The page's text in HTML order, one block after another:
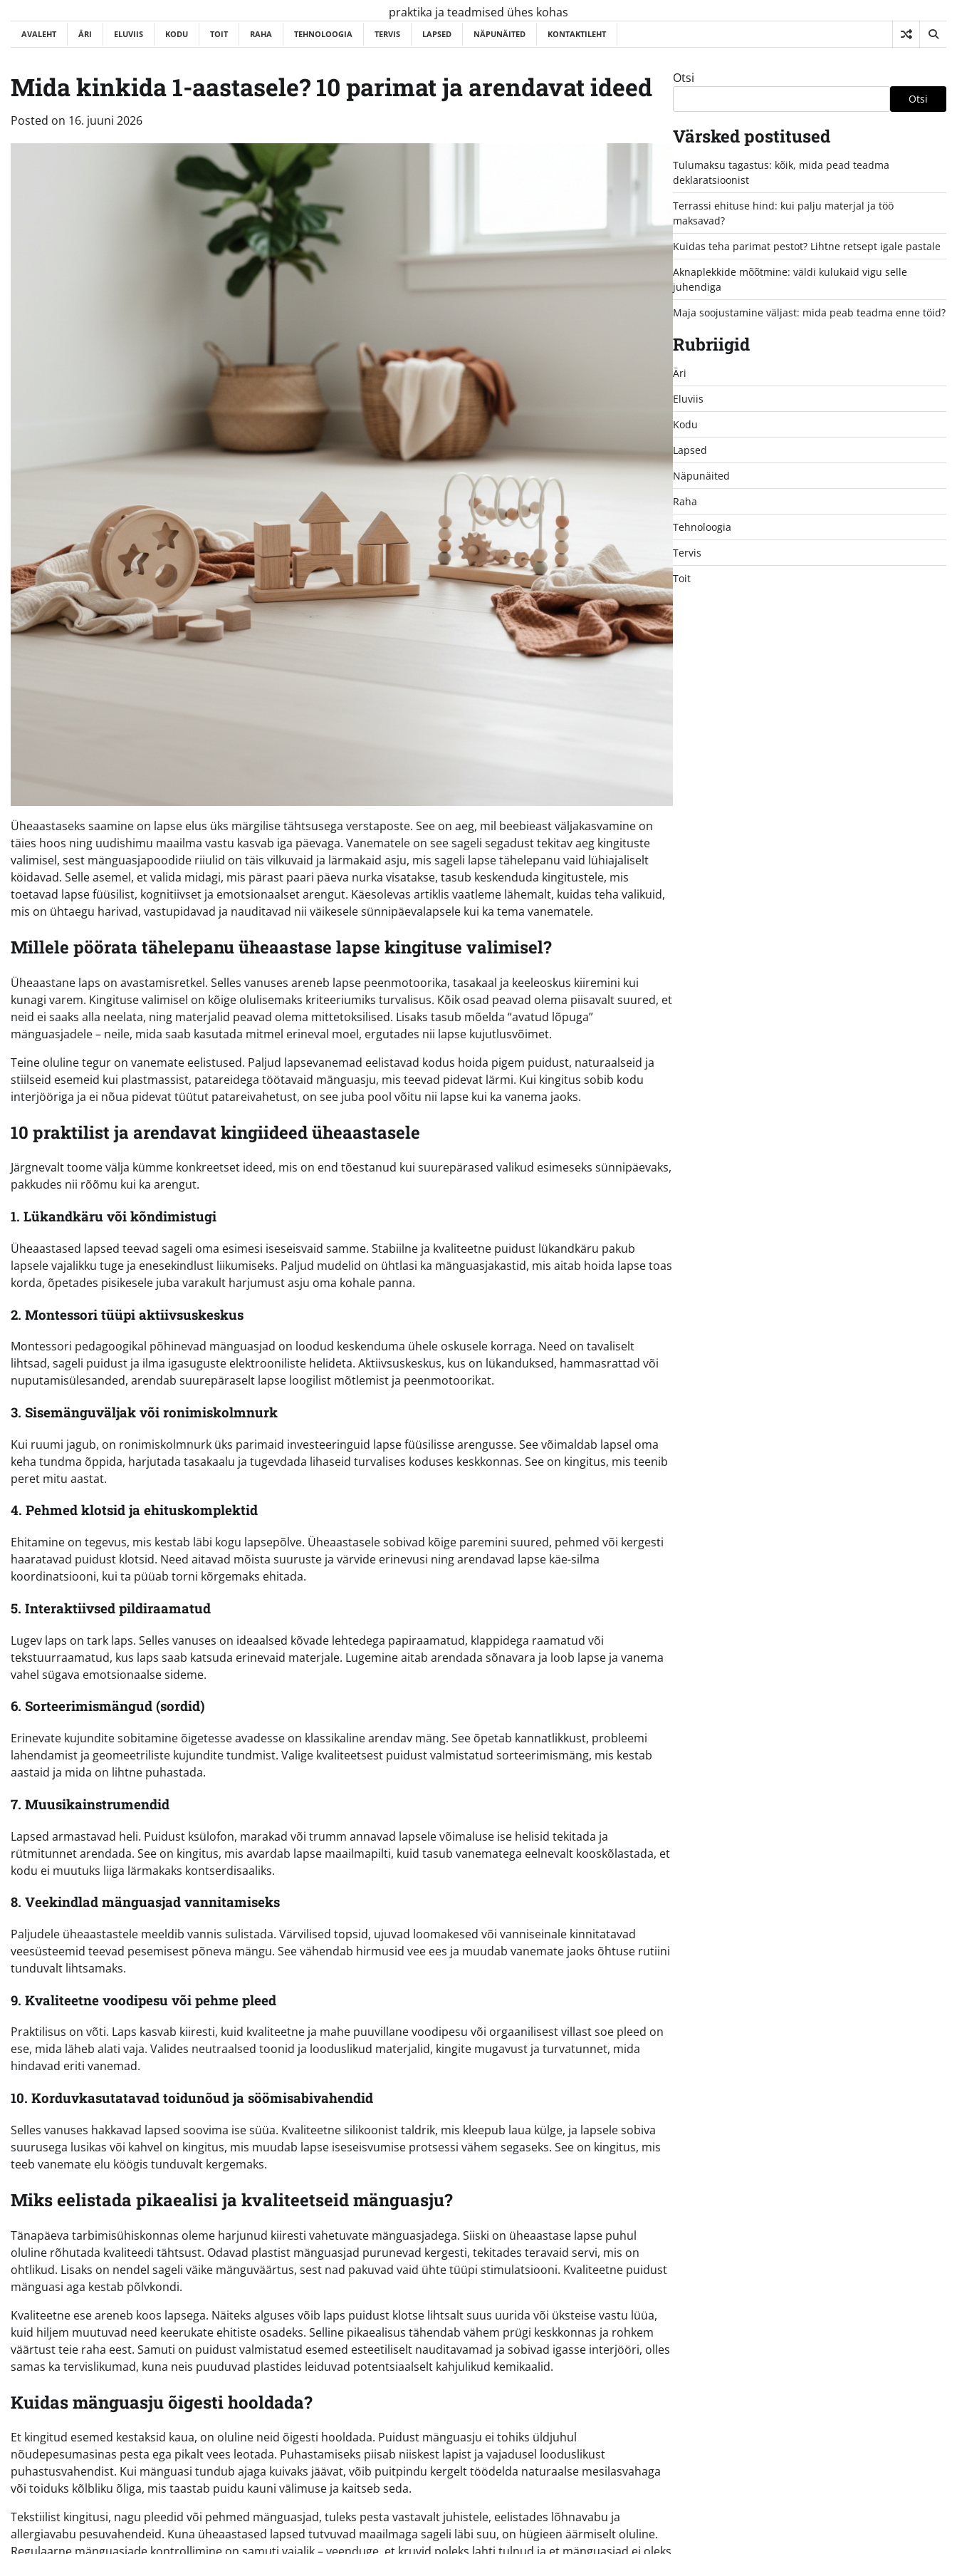
content
praktika ja teadmised ühes kohas
AVALEHT ÄRI ELUVIIS KODU TOIT RAHA TEHNOLOOGIA TERVIS LAPSED NÄPUNÄITED KONTAKTILEHT
Mida kinkida 1-aastasele? 10 parimat ja arendavat ideed
Posted on 16. juuni 2026
Üheaastaseks saamine on lapse elus üks märgilise tähtsusega verstaposte. See on aeg, mil beebieast väljakasvamine on
täies hoos ning uudishimu maailma vastu kasvab iga päevaga. Vanematele on see sageli segadust tekitav aeg kingituste
valimisel, sest mänguasjapoodide riiulid on täis vilkuvaid ja lärmakaid asju, mis sageli lapse tähelepanu vaid lühiajaliselt
köidavad. Selle asemel, et valida midagi, mis pärast paari päeva nurka visatakse, tasub keskenduda kingitustele, mis
toetavad lapse füüsilist, kognitiivset ja emotsionaalset arengut. Käesolevas artiklis vaatleme lähemalt, kuidas teha valikuid,
mis on ühtaegu harivad, vastupidavad ja nauditavad nii väikesele sünnipäevalapsele kui ka tema vanematele.
Millele pöörata tähelepanu üheaastase lapse kingituse valimisel?
Üheaastane laps on avastamisretkel. Selles vanuses areneb lapse peenmotoorika, tasakaal ja keeleoskus kiiremini kui
kunagi varem. Kingituse valimisel on kõige olulisemaks kriteeriumiks turvalisus. Kõik osad peavad olema piisavalt suured, et
neid ei saaks alla neelata, ning materjalid peavad olema mittetoksilised. Lisaks tasub mõelda “avatud lõpuga”
mänguasjadele – neile, mida saab kasutada mitmel erineval moel, ergutades nii lapse kujutlusvõimet.
Teine oluline tegur on vanemate eelistused. Paljud lapsevanemad eelistavad kodus hoida pigem puidust, naturaalseid ja
stiilseid esemeid kui plastmassist, patareidega töötavaid mänguasju, mis teevad pidevat lärmi. Kui kingitus sobib kodu
interjööriga ja ei nõua pidevat tüütut patareivahetust, on see juba pool võitu nii lapse kui ka vanema jaoks.
10 praktilist ja arendavat kingiideed üheaastasele
Järgnevalt toome välja kümme konkreetset ideed, mis on end tõestanud kui suurepärased valikud esimeseks sünnipäevaks,
pakkudes nii rõõmu kui ka arengut.
1. Lükandkäru või kõndimistugi
Üheaastased lapsed teevad sageli oma esimesi iseseisvaid samme. Stabiilne ja kvaliteetne puidust lükandkäru pakub
lapsele vajalikku tuge ja enesekindlust liikumiseks. Paljud mudelid on ühtlasi ka mänguasjakastid, mis aitab hoida lapse toas
korda, õpetades pisikesele juba varakult harjumust asju oma kohale panna.
2. Montessori tüüpi aktiivsuskeskus
Montessori pedagoogikal põhinevad mänguasjad on loodud keskenduma ühele oskusele korraga. Need on tavaliselt
lihtsad, sageli puidust ja ilma igasuguste elektrooniliste helideta. Aktiivsuskeskus, kus on lükanduksed, hammasrattad või
nuputamisülesanded, arendab suurepäraselt lapse loogilist mõtlemist ja peenmotoorikat.
3. Sisemänguväljak või ronimiskolmnurk
Kui ruumi jagub, on ronimiskolmnurk üks parimaid investeeringuid lapse füüsilisse arengusse. See võimaldab lapsel oma
keha tundma õppida, harjutada tasakaalu ja tugevdada lihaseid turvalises koduses keskkonnas. See on kingitus, mis teenib
peret mitu aastat.
4. Pehmed klotsid ja ehituskomplektid
Ehitamine on tegevus, mis kestab läbi kogu lapsepõlve. Üheaastasele sobivad kõige paremini suured, pehmed või kergesti
haaratavad puidust klotsid. Need aitavad mõista suuruste ja värvide erinevusi ning arendavad lapse käe-silma
koordinatsiooni, kui ta püüab torni kõrgemaks ehitada.
5. Interaktiivsed pildiraamatud
Lugev laps on tark laps. Selles vanuses on ideaalsed kõvade lehtedega papiraamatud, klappidega raamatud või
tekstuurraamatud, kus laps saab katsuda erinevaid materjale. Lugemine aitab arendada sõnavara ja loob lapse ja vanema
vahel sügava emotsionaalse sideme.
6. Sorteerimismängud (sordid)
Erinevate kujundite sobitamine õigetesse avadesse on klassikaline arendav mäng. See õpetab kannatlikkust, probleemi
lahendamist ja geomeetriliste kujundite tundmist. Valige kvaliteetsest puidust valmistatud sorteerimismäng, mis kestab
aastaid ja mida on lihtne puhastada.
7. Muusikainstrumendid
Lapsed armastavad heli. Puidust ksülofon, marakad või trumm annavad lapsele võimaluse ise helisid tekitada ja
rütmitunnet arendada. See on kingitus, mis avardab lapse maailmapilti, kuid tasub vanematega eelnevalt kooskõlastada, et
kodu ei muutuks liiga lärmakaks kontserdisaaliks.
8. Veekindlad mänguasjad vannitamiseks
Paljudele üheaastastele meeldib vannis sulistada. Värvilised topsid, ujuvad loomakesed või vanniseinale kinnitatavad
veesüsteemid teevad pesemisest põneva mängu. See vähendab hirmusid vee ees ja muudab vanemate jaoks õhtuse rutiini
tunduvalt lihtsamaks.
9. Kvaliteetne voodipesu või pehme pleed
Praktilisus on võti. Laps kasvab kiiresti, kuid kvaliteetne ja mahe puuvillane voodipesu või orgaanilisest villast soe pleed on
ese, mida läheb alati vaja. Valides neutraalsed toonid ja looduslikud materjalid, kingite mugavust ja turvatunnet, mida
hindavad eriti vanemad.
10. Korduvkasutatavad toidunõud ja söömisabivahendid
Selles vanuses hakkavad lapsed soovima ise süüa. Kvaliteetne silikoonist taldrik, mis kleepub laua külge, ja lapsele sobiva
suurusega lusikas või kahvel on kingitus, mis muudab lapse iseseisvumise protsessi vähem segaseks. See on kingitus, mis
teeb vanemate elu köögis tunduvalt kergemaks.
Miks eelistada pikaealisi ja kvaliteetseid mänguasju?
Tänapäeva tarbimisühiskonnas oleme harjunud kiiresti vahetuvate mänguasjadega. Siiski on üheaastase lapse puhul
oluline rõhutada kvaliteedi tähtsust. Odavad plastist mänguasjad purunevad kergesti, tekitades teravaid servi, mis on
ohtlikud. Lisaks on nendel sageli väike mänguväärtus, sest nad pakuvad vaid ühte tüüpi stimulatsiooni. Kvaliteetne puidust
mänguasi aga kestab põlvkondi.
Kvaliteetne ese areneb koos lapsega. Näiteks alguses võib laps puidust klotse lihtsalt suus uurida või üksteise vastu lüüa,
kuid hiljem muutuvad need keerukate ehitiste osadeks. Selline pikaealisus tähendab vähem prügi keskkonnas ja rohkem
väärtust teie raha eest. Samuti on puidust valmistatud esemed esteetiliselt nauditavamad ja sobivad igasse interjööri, olles
samas ka tervislikumad, kuna neis puuduvad plastides leiduvad potentsiaalselt kahjulikud kemikaalid.
Kuidas mänguasju õigesti hooldada?
Et kingitud esemed kestaksid kaua, on oluline neid õigesti hooldada. Puidust mänguasju ei tohiks üldjuhul
nõudepesumasinas pesta ega pikalt vees leotada. Puhastamiseks piisab niiskest lapist ja vajadusel looduslikust
puhastusvahendist. Kui mänguasi tundub ajaga kuivaks jäävat, võib puitpindu kergelt töödelda naturaalse mesilasvahaga
või toiduks kõlbliku õliga, mis taastab puidu kauni välimuse ja kaitseb seda.
Tekstiilist kingitusi, nagu pleedid või pehmed mänguasjad, tuleks pesta vastavalt juhistele, eelistades lõhnavabu ja
allergiavabu pesuvahendeid. Kuna üheaastased lapsed tutvuvad maailmaga sageli läbi suu, on hügieen äärmiselt oluline.
Otsi
Otsi
Värsked postitused
Tulumaksu tagastus: kõik, mida pead teadma
deklaratsioonist
Terrassi ehituse hind: kui palju materjal ja töö
maksavad?
Kuidas teha parimat pestot? Lihtne retsept igale pastale
Aknaplekkide mõõtmine: väldi kulukaid vigu selle
juhendiga
Maja soojustamine väljast: mida peab teadma enne töid?
Rubriigid
Äri
Eluviis
Kodu
Lapsed
Näpunäited
Raha
Tehnoloogia
Tervis
Toit